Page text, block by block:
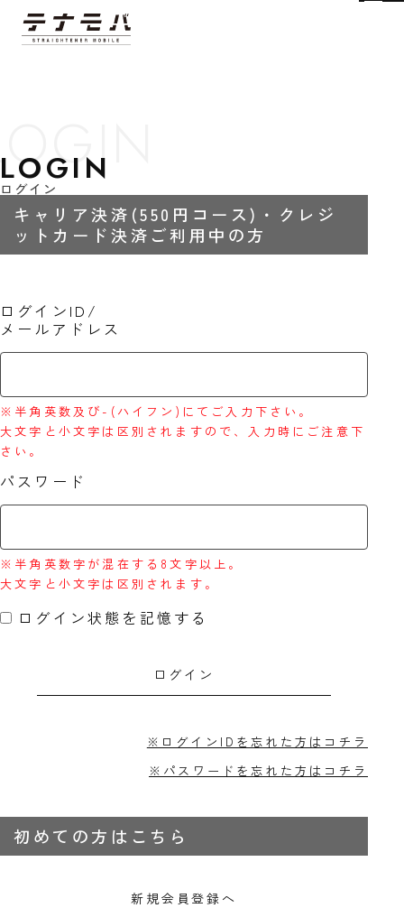
LOGIN
ログイン
キャリア決済(550円コース)・クレジ
ットカード決済ご利用中の方
ログインID/
メールアドレス
※半角英数及び-(ハイフン)にてご入力下さい。
大文字と小文字は区別されますので、入力時にご注意下
さい。
パスワード
※半角英数字が混在する8文字以上。
大文字と小文字は区別されます。
ログイン状態を記憶する
※ログインIDを忘れた方はコチラ
※パスワードを忘れた方はコチラ
初めての方はこちら
新規会員登録へ